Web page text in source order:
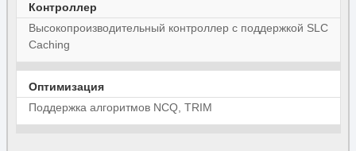
Контроллер
Высокопроизводительный контроллер с поддержкой SLC
Caching
Оптимизация
Поддержка алгоритмов NCQ, TRIM